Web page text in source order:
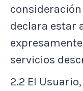
declara estar
servicios
2.2 El